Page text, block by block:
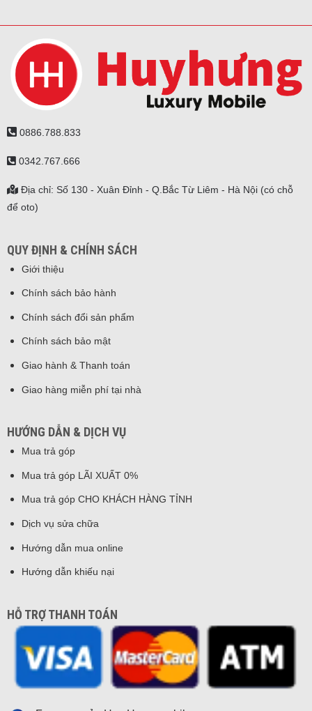
0886.788.833
0342.767.666
Địa chỉ: Số 130 - Xuân Đỉnh - Q.Bắc Từ Liêm - Hà Nội (có chỗ
để oto)
QUY ĐỊNH & CHÍNH SÁCH
Giới thiệu
Chính sách bảo hành
Chính sách đổi sản phẩm
Chính sách bảo mật
Giao hành & Thanh toán
Giao hàng miễn phí tại nhà
HƯỚNG DẪN & DỊCH VỤ
Mua trả góp
Mua trả góp LÃI XUẤT 0%
Mua trả góp CHO KHÁCH HÀNG TỈNH
Dịch vụ sửa chữa
Hướng dẫn mua online
Hướng dẫn khiếu nại
HỖ TRỢ THANH TOÁN